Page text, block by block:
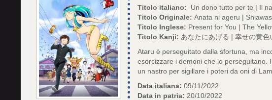
Titolo italiano:
Un dono tutto per te | Il
Titolo Originale: Anata ni ageru |
Titolo Inglese: Present for You | The
Titolo Kanji: あなたにあげる | 幸せの黄色
Ataru è perseguitato dalla sfortuna, ma
esorcizzare i demoni che lo perseguitano.
un nastro per sigillare i poteri da oni di
Data italiana: 09/11/2022
Data in patria: 20/10/2022